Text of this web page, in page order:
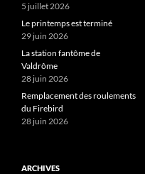
5 juillet 2026
Le printemps est terminé
29 juin 2026
La station fantôme de
Valdrôme
28 juin 2026
Remplacement des roulements
du Firebird
28 juin 2026
ARCHIVES